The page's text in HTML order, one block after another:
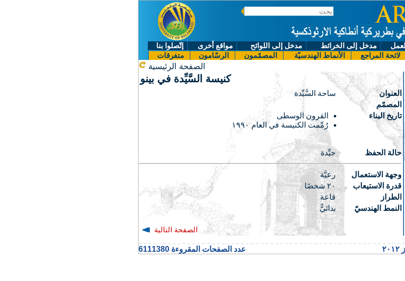
مدخل إلى الخرائط مدخل إلى اللوائح مواقع أخرى
إتّصلوا بنا
لائحة المراجع الأنماط الهندسيّة المصمّمون الرسّامون متفرقات
الصفحة الرئيسية
كنيسة السَّيِّدة في بينو
العنوان
ساحة السَّيِّدة
المصمّم
تاريخ البناء
القرون الوسطى
رُمِّمت الكنيسة في العام ١٩٩٠
حالة الحفظ جيِّدة
وجهة الاستعمال
رعيَّة
قدرة الاستيعاب
٢٠ شخصًا
الطراز
قاعة
النمط الهندسيّ
بدائيٌّ
الصفحة التالية
عدد الصفحات المقروءة 6111380